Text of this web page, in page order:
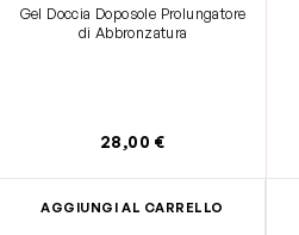
Gel Doccia Doposole Prolungatore
di Abbronzatura
28,00 €
AGGIUNGI AL CARRELLO